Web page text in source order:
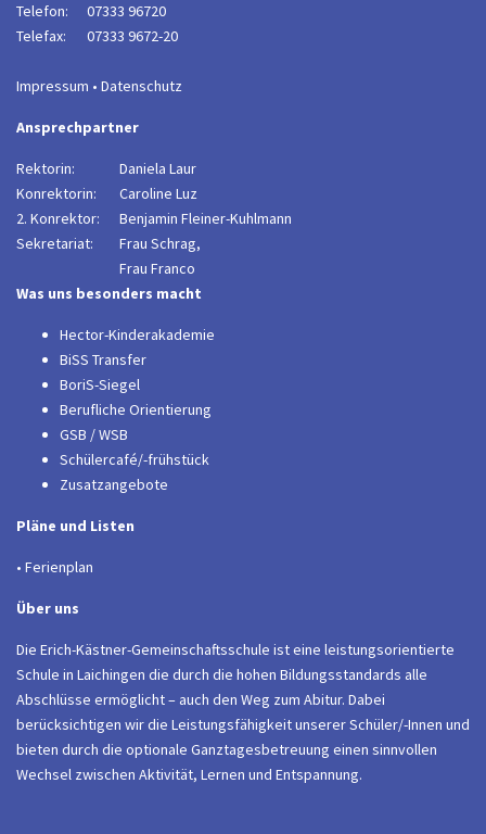
Telefon:
07333 96720
Telefax:
07333 9672-20
Impressum • Datenschutz
Ansprechpartner
Rektorin:
Daniela Laur
Konrektorin:
Caroline Luz
2. Konrektor:
Benjamin Fleiner-Kuhlmann
Sekretariat:
Frau Schrag,
Frau Franco
Was uns besonders macht
Hector-Kinderakademie
BiSS Transfer
BoriS-Siegel
Berufliche Orientierung
GSB / WSB
Schülercafé/-frühstück
Zusatzangebote
Pläne und Listen
• Ferienplan
Über uns
Die Erich-Kästner-Gemeinschaftsschule ist eine leistungsorientierte
Schule in Laichingen die durch die hohen Bildungsstandards alle
Abschlüsse ermöglicht – auch den Weg zum Abitur. Dabei
berücksichtigen wir die Leistungsfähigkeit unserer Schüler/-Innen und
bieten durch die optionale Ganztagesbetreuung einen sinnvollen
Wechsel zwischen Aktivität, Lernen und Entspannung.